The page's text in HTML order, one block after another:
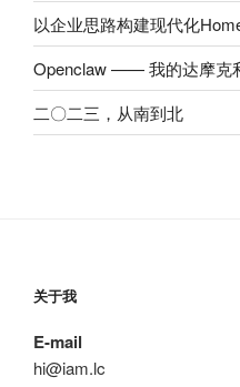
以企业思路构建现代化
Openclaw —— 我的达摩克
二〇二三，从南到北
关于我
E-mail
hi@iam.lc